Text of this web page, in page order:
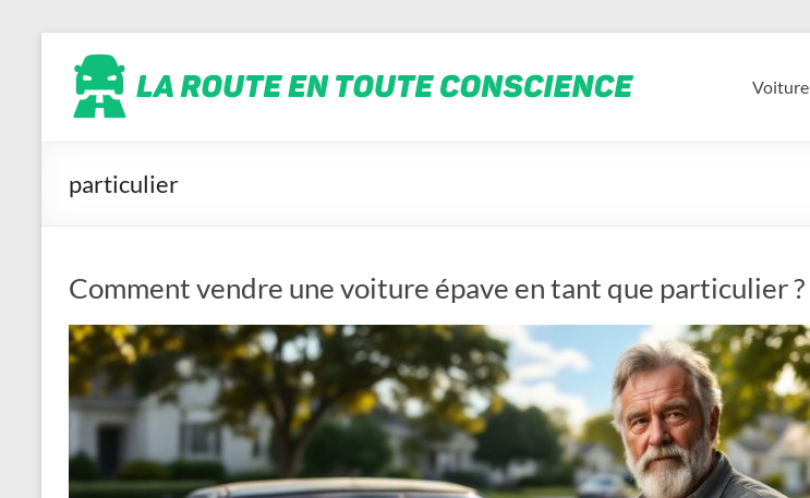
contenu
La
route
en
conscience
Voiture
particulier
Comment vendre une voiture épave en tant que particulier ?